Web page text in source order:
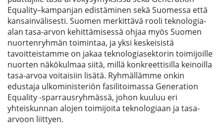
Equality–kampanjan edistäminen sekä Suomessa että
kansainvälisesti. Suomen merkittävä rooli teknologia-
alan tasa-arvon kehittämisessä ohjaa myös Suomen
nuortenryhmän toimintaa, ja yksi keskeisistä
tavoitteistamme on jakaa teknologiasektorin toimijoille
nuorten näkökulmaa siitä, millä konkreettisilla keinoilla
tasa-arvoa voitaisiin lisätä. Ryhmällämme onkin
edustaja ulkoministeriön fasilitoimassa Generation
Equality -sparrausryhmässä, johon kuuluu eri
yhteiskunnan alojen toimijoita teknologiaan ja tasa-
arvoon liittyen.